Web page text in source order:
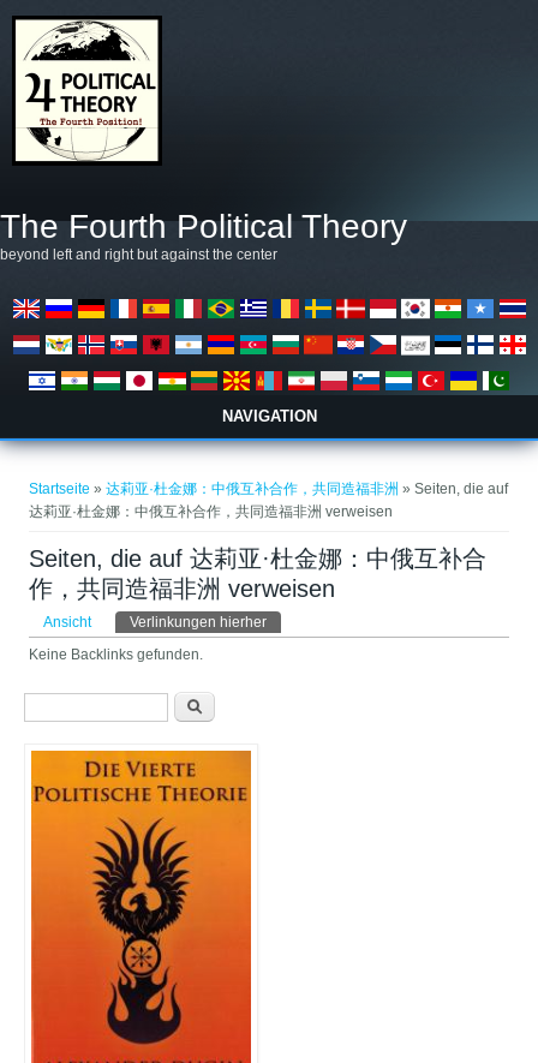
The Fourth Political Theory
beyond left and right but against the center
NAVIGATION
Startseite »达莉亚·杜金娜：中俄互补合作，共同造福非洲 » Seiten, die auf
达莉亚·杜金娜：中俄互补合作，共同造福非洲 verweisen
Seiten, die auf 达莉亚·杜金娜：中俄互补合
作，共同造福非洲 verweisen
Haupt-Reiter
Ansicht Verlinkungen hierher
Keine Backlinks gefunden.
Suchformular